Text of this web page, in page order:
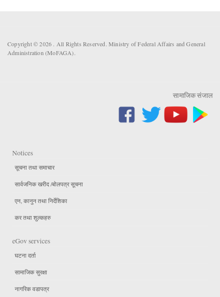
Copyright © 2026 . All Rights Reserved. Ministry of Federal Affairs and General
Administration (MoFAGA).
सामाजिक संजाल
Notices
सूचना तथा समाचार
सार्वजनिक खरीद /बोलपत्र सूचना
एन, कानुन तथा निर्देशिका
कर तथा शुल्कहरु
eGov services
घटना दर्ता
सामाजिक सुरक्षा
नागरिक वडापत्र